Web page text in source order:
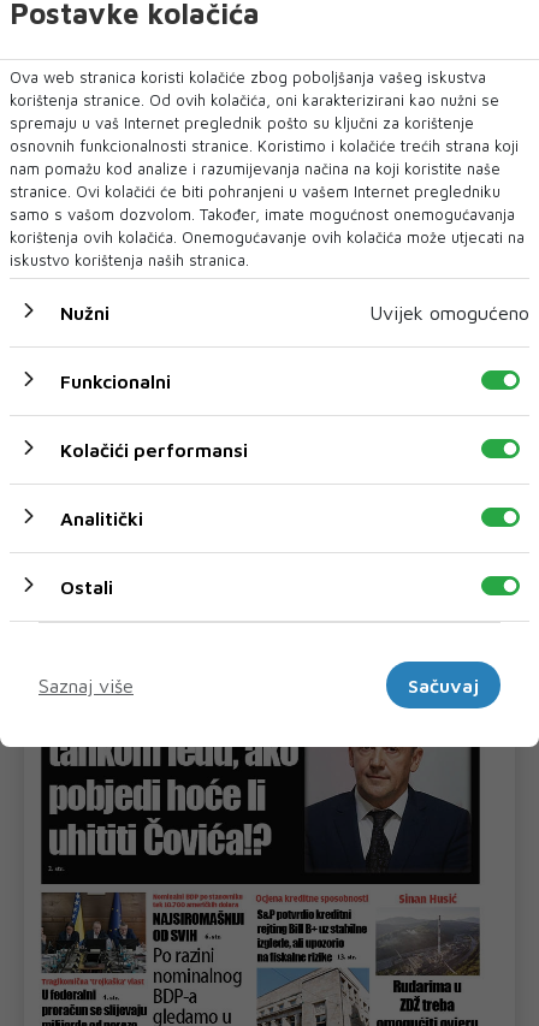
UOČI VJEŽBE 'BRZI ODGOVOR 2026'
EUFOR nadomak Foče izveo vježbu
EUFOR je u srijedu navečer uspješno izveo združenu vježbu
u kojoj je sudjelovalo osoblje...
Postavke kolačića
Ova web stranica koristi kolačiće zbog poboljšanja vašeg iskustva
korištenja stranice. Od ovih kolačića, oni karakterizirani kao nužni se
spremaju u vaš Internet preglednik pošto su ključni za korištenje
osnovnih funkcionalnosti stranice. Koristimo i kolačiće trećih strana koji
nam pomažu kod analize i razumijevanja načina na koji koristite naše
stranice. Ovi kolačići će biti pohranjeni u vašem Internet pregledniku
samo s vašom dozvolom. Također, imate mogućnost onemogućavanja
korištenja ovih kolačića. Onemogućavanje ovih kolačića može utjecati na
iskustvo korištenja naših stranica.
Nužni Uvijek omogućeno
Funkcionalni
Kolačići performansi
Analitički
Ostali
Saznaj više
Sačuvaj